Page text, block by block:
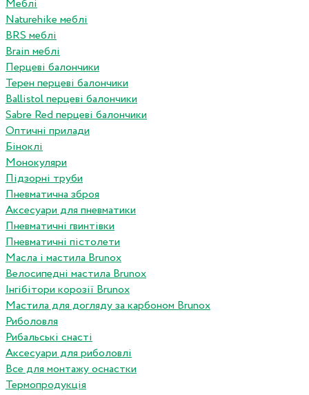
Меблі
Naturehike меблі
BRS меблі
Brain меблі
Перцеві балончики
Терен перцеві балончики
Ballistol перцеві балончики
Sabre Red перцеві балончики
Оптичні прилади
Біноклі
Монокуляри
Підзорні труби
Пневматична зброя
Аксесуари для пневматики
Пневматичні гвинтівки
Пневматичні пістолети
Масла і мастила Brunox
Велосипедні мастила Brunox
Інгібітори корозії Brunox
Мастила для догляду за карбоном Brunox
Риболовля
Рибальські снасті
Аксесуари для риболовлі
Все для монтажу оснастки
Термопродукція